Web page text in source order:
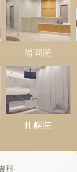
福岡院
札幌院